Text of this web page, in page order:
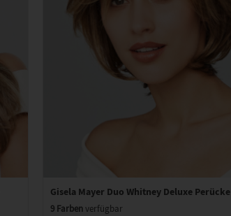
Gisela Mayer Duo Whitney Deluxe Perücke
9 Farbenverfügbar